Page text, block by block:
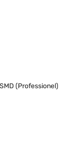
(Professionel)